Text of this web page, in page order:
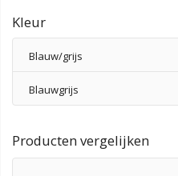
Kleur
Blauw/grijs
Blauwgrijs
Producten vergelijken